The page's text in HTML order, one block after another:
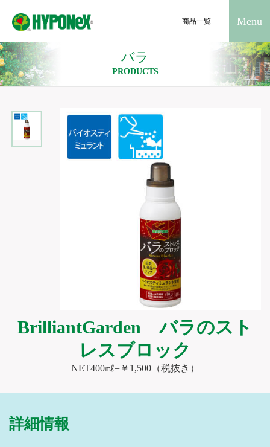
商品一覧 Menu
バラ
PRODUCTS
BrilliantGarden バラのスト
レスブロック
NET400㎖=￥1,500（税抜き）
詳細情報